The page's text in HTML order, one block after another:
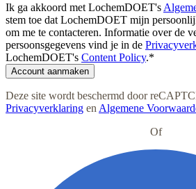
Ik ga akkoord met LochemDOET's
stem toe dat LochemDOET mijn
om me te contacteren. Informatie over de
persoonsgegevens vind je in de
LochemDOET's Content Policy.*
Account aanmaken
Deze site wordt beschermd door
Privacyverklaring en Algemene
Of